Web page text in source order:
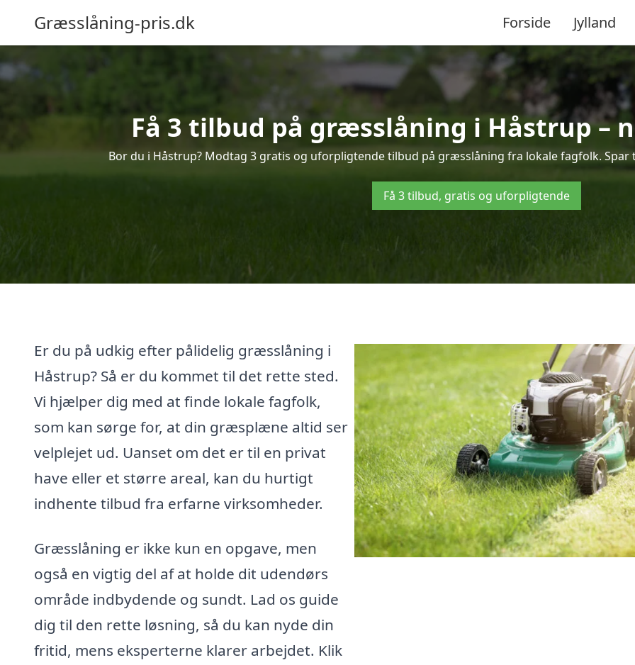
Græsslåning-pris.dk Forside Jylland
Få 3 tilbud på græsslåning i Håstrup –
Bor du i Håstrup? Modtag 3 gratis og uforpligtende tilbud på græsslåning fra lokale fagfolk. Spar
Få 3 tilbud, gratis og uforpligtende
Er du på udkig efter pålidelig græsslåning i
Håstrup? Så er du kommet til det rette sted.
Vi hjælper dig med at finde lokale fagfolk,
som kan sørge for, at din græsplæne altid ser
velplejet ud. Uanset om det er til en privat
have eller et større areal, kan du hurtigt
indhente tilbud fra erfarne virksomheder.
Græsslåning er ikke kun en opgave, men
også en vigtig del af at holde dit udendørs
område indbydende og sundt. Lad os guide
dig til den rette løsning, så du kan nyde din
fritid, mens eksperterne klarer arbejdet. Klik